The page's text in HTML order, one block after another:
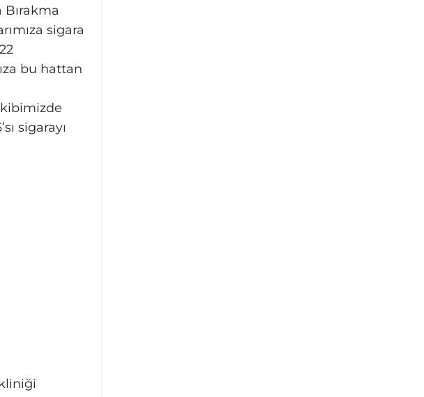
sigara
bu hattan
sigarayı